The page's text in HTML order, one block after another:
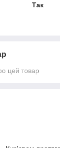
Так
цей товар